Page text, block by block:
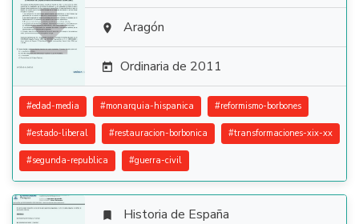
  Aragón
 Ordinaria de 2011
#edad-media #monarquia-hispanica #reformismo-borbones
#estado-liberal #restauracion-borbonica #transformaciones-xix-xx
#segunda-republica #guerra-civil
 Historia de España